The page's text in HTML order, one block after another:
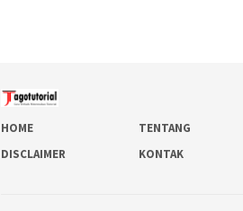
HOME TENTANG
DISCLAIMER
KONTAK